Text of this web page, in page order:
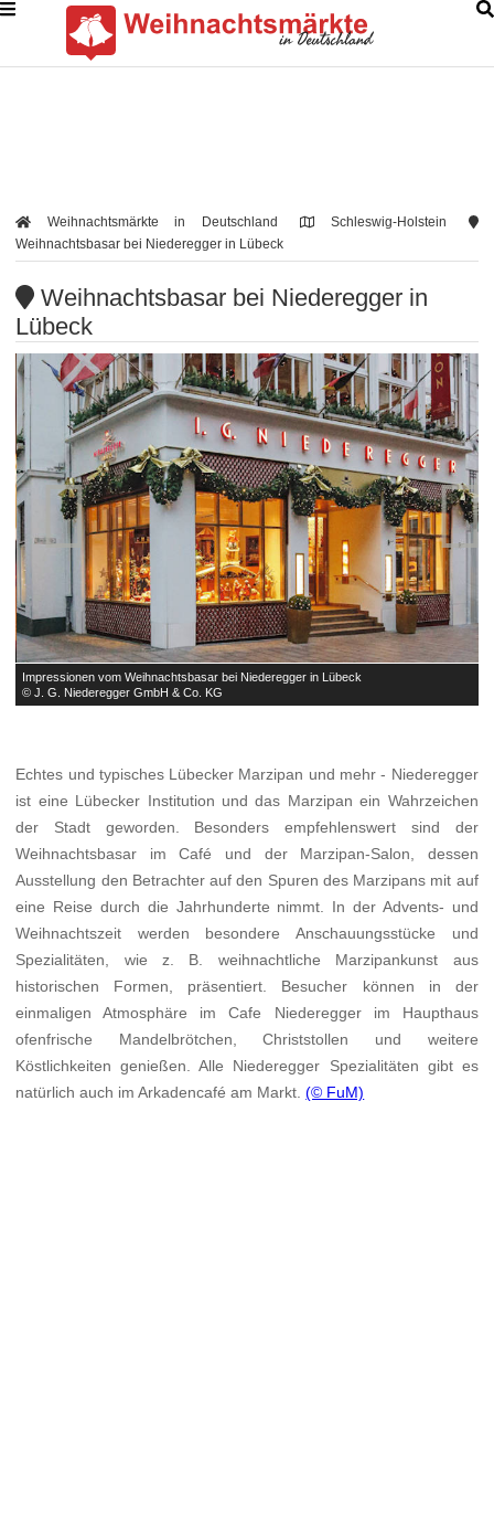
Weihnachtsmärkte in Deutschland
Schleswig-Holstein
Weihnachtsbasar bei Niederegger in Lübeck
Weihnachtsbasar bei Niederegger in
Lübeck
Impressionen vom Weihnachtsbasar bei Niederegger in Lübeck
© J. G. Niederegger GmbH & Co. KG
 
Echtes und typisches Lübecker Marzipan und mehr - Niederegger
ist eine Lübecker Institution und das Marzipan ein Wahrzeichen
der Stadt geworden. Besonders empfehlenswert sind der
Weihnachtsbasar im Café und der Marzipan-Salon, dessen
Ausstellung den Betrachter auf den Spuren des Marzipans mit auf
eine Reise durch die Jahrhunderte nimmt. In der Advents- und
Weihnachtszeit werden besondere Anschauungsstücke und
Spezialitäten, wie z. B. weihnachtliche Marzipankunst aus
historischen Formen, präsentiert. Besucher können in der
einmaligen Atmosphäre im Cafe Niederegger im Haupthaus
ofenfrische Mandelbrötchen, Christstollen und weitere
Köstlichkeiten genießen. Alle Niederegger Spezialitäten gibt es
natürlich auch im Arkadencafé am Markt.(© FuM)